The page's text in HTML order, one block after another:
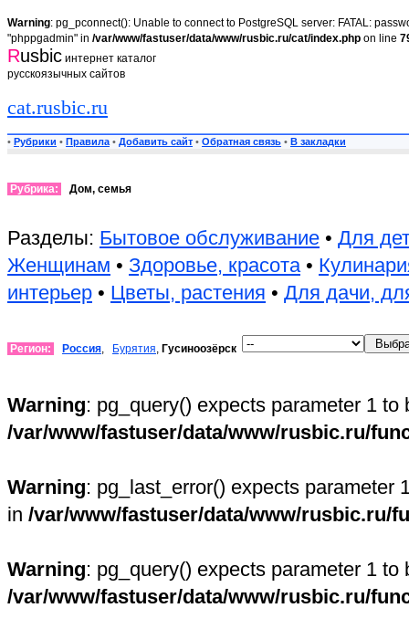
Warning: pg_pconnect(): Unable to connect to PostgreSQL server: FATAL:
"phppgadmin" in /var/www/fastuser/data/www/rusbic.ru/cat/index.php on line
Rusbic интернет каталог
русскоязычных сайтов
cat.rusbic.ru
• Рубрики • Правила • Добавить сайт • Обратная связь • В закладки
Рубрика: Дом, семья
Разделы: Бытовое обслуживание • Для
Женщинам • Здоровье, красота•
интерьер • Цветы, растения • Для дачи,
Регион: Россия, Бурятия, Гусиноозёрск
Warning: pg_query() expects parameter 1
/var/www/fastuser/data/www/rusbic.ru/
Warning: pg_last_error() expects parameter
in /var/www/fastuser/data/www/rusbic.ru/
Warning: pg_query() expects parameter 1
/var/www/fastuser/data/www/rusbic.ru/